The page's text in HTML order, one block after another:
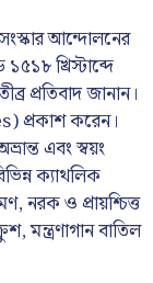
আন্দোলনের
খ্রিস্টাব্দে
প্রতিবাদ জানান।
প্রকাশ করেন।
এবং স্বয়ং
ক্যাথলিক
নরক ও প্রায়শ্চিত্ত
মন্ত্রণাগান বাতিল